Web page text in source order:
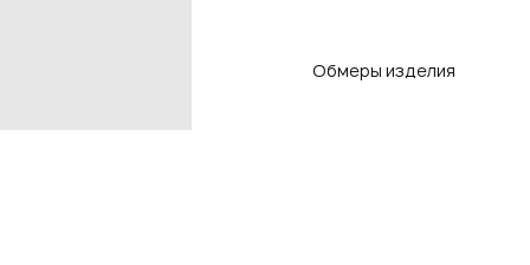
Обмеры изделия